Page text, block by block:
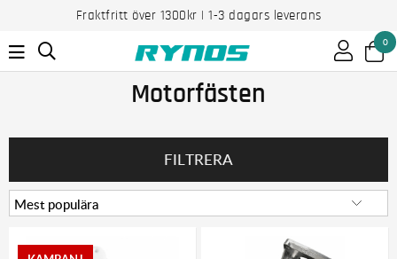
Fraktfritt över 1300kr | 1-3 dagars leverans
0
Motorfästen
FILTRERA